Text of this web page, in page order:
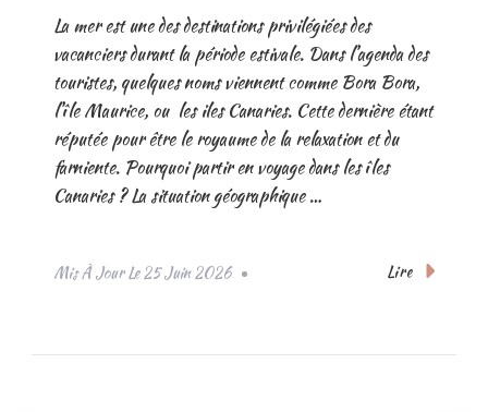
La mer est une des destinations privilégiées des
vacanciers durant la période estivale. Dans l’agenda des
touristes, quelques noms viennent comme Bora Bora,
l’île Maurice, ou les iles Canaries. Cette dernière étant
réputée pour être le royaume de la relaxation et du
farniente. Pourquoi partir en voyage dans les îles
Canaries ? La situation géographique …
Mis À Jour Le25 Juin 2026 Lire